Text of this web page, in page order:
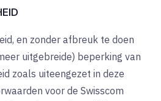
en zonder afbreuk te doen
uitgebreide) beperking van
zoals uiteengezet in deze
voor de Swisscom